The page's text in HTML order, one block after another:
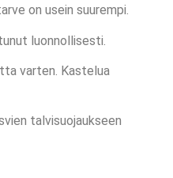
on usein suurempi.
luonnollisesti.
varten. Kastelua
talvisuojaukseen